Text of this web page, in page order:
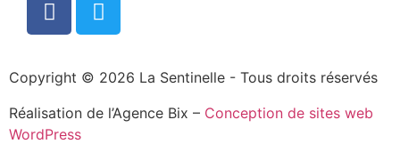
Copyright © 2026 La Sentinelle - Tous droits réservés
Réalisation de l’Agence Bix – Conception de sites web
WordPress